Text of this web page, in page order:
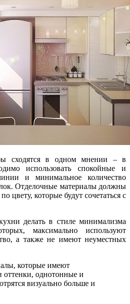
сходятся в одном мнении – в
использовать спокойные и
и минимальное количество
Отделочные материалы должны
цвету, которые будут сочетаться с
делать в стиле минимализма
максимально используют
а также не имеют неуместных
которые имеют
оттенки, однотонные и
визуально больше и